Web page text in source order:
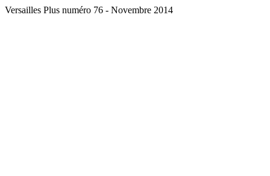
Versailles Plus numéro 76 - Novembre 2014